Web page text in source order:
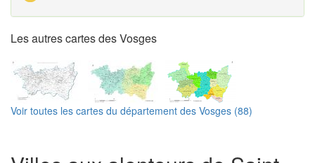
Les autres cartes des Vosges
Voir toutes les cartes du département des Vosges (88)